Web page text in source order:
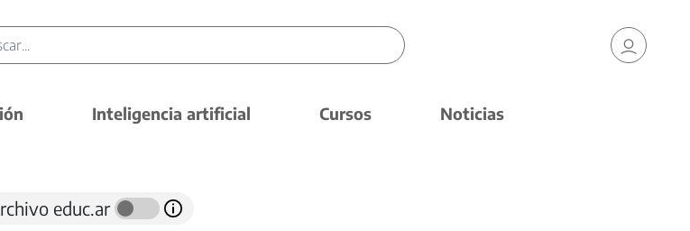
Inteligencia artificial Cursos Noticias
educ.ar